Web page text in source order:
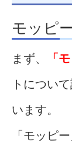
モッピ
まず、 「
トについ
います。
「モッピ